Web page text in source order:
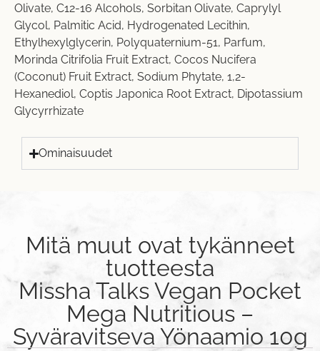
Olivate, C12-16 Alcohols, Sorbitan Olivate, Caprylyl
Glycol, Palmitic Acid, Hydrogenated Lecithin,
Ethylhexylglycerin, Polyquaternium-51, Parfum,
Morinda Citrifolia Fruit Extract, Cocos Nucifera
(Coconut) Fruit Extract, Sodium Phytate, 1,2-
Hexanediol, Coptis Japonica Root Extract, Dipotassium
Glycyrrhizate
Ominaisuudet
Mitä muut ovat tykänneet
tuotteesta
Missha Talks Vegan Pocket
Mega Nutritious –
Syväravitseva Yönaamio 10g